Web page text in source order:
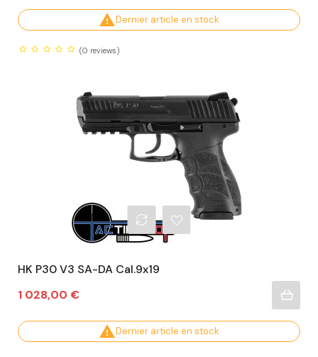
Dernier article en stock
(0 reviews)
HK P30 V3 SA-DA Cal.9x19
Prix
1 028,00 €
Dernier article en stock